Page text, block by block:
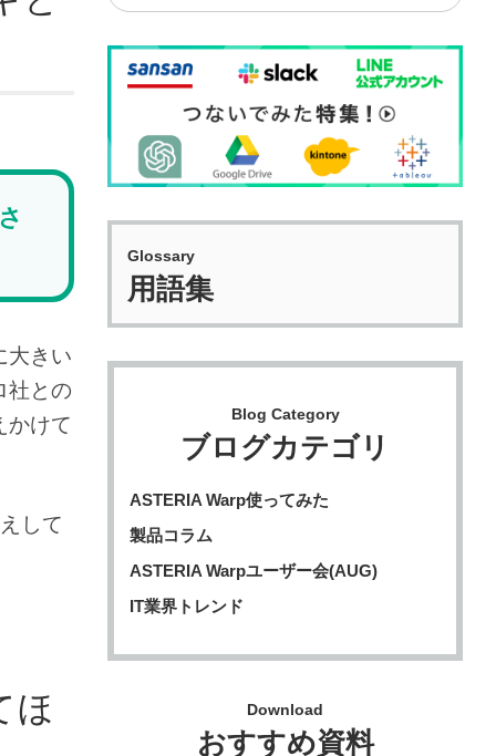
大きい
社との
かけて
して
ほ
Glossary
用語集
Blog Category
ブログカテゴリ
ASTERIA Warp使ってみた
製品コラム
ASTERIA Warpユーザー会(AUG)
IT業界トレンド
Download
おすすめ資料